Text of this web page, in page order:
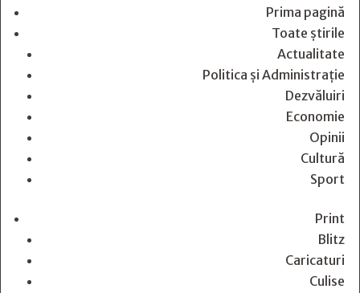
Prima pagină
Toate știrile
Actualitate
Politica și Administrație
Dezvăluiri
Economie
Opinii
Cultură
Sport
Print
Blitz
Caricaturi
Culise